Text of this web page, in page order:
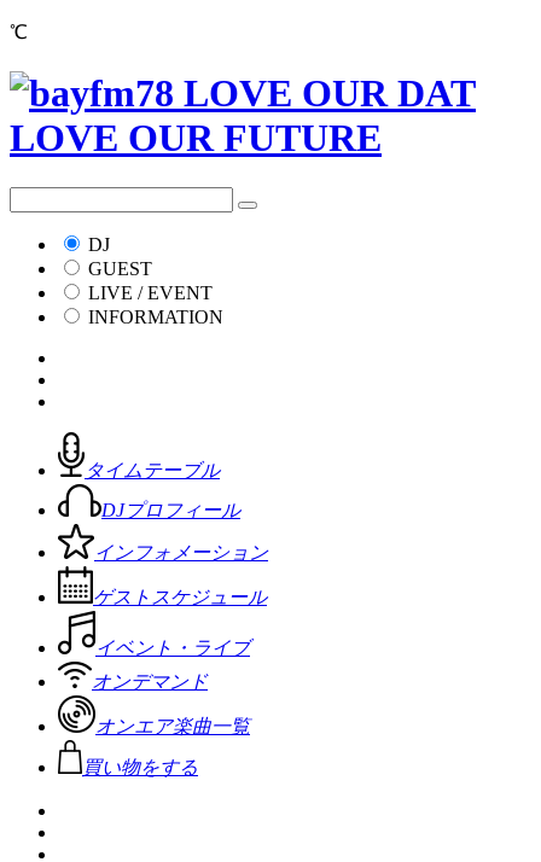
℃
DJ
GUEST
LIVE / EVENT
INFORMATION
タイムテーブル
DJプロフィール
インフォメーション
ゲストスケジュール
イベント・ライブ
オンデマンド
オンエア楽曲一覧
買い物をする